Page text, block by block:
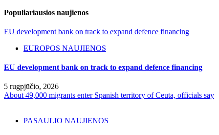
Populiariausios naujienos
EU development bank on track to expand defence financing
EUROPOS NAUJIENOS
EU development bank on track to expand defence financing
5 rugpjūčio, 2026
About 49,000 migrants enter Spanish territory of Ceuta, officials say
PASAULIO NAUJIENOS